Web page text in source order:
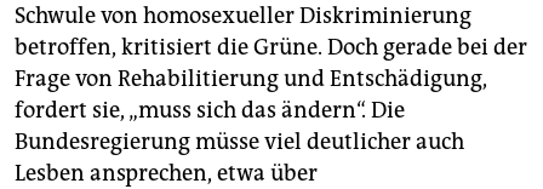
Schwule von homosexueller Diskriminierung
betroffen, kritisiert die Grüne. Doch gerade bei der
Frage von Rehabilitierung und Entschädigung,
fordert sie, „muss sich das ändern“. Die
Bundesregierung müsse viel deutlicher auch
Lesben ansprechen, etwa über